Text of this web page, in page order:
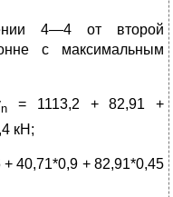
4—4 от второй
с максимальным
n = 1113,2 + 82,91 +
кН;
+ 40,71*0,9 + 82,91*0,45